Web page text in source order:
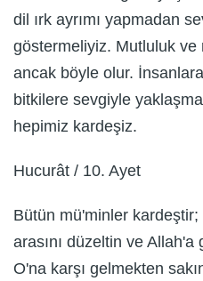
dil ırk ayrımı yapmadan
göstermeliyiz. Mutluluk
ancak böyle olur.
bitkilere sevgiyle
hepimiz kardeşiz.
Hucurât / 10. Ayet
Bütün mü'minler
arasını düzeltin ve
O'na karşı gelmekten